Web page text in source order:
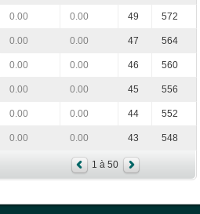
0.00 0.00 49 572
0.00 0.00 47 564
0.00 0.00 46 560
0.00 0.00 45 556
0.00 0.00 44 552
0.00 0.00 43 548
1 à 50